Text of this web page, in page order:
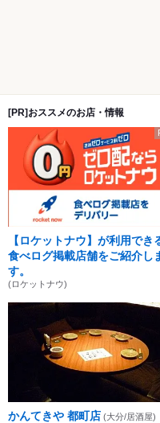
[PR]おススメのお店・情報
【ロケットナウ】が利用でき
食べログ掲載店舗をご紹介し
す。
(ロケットナウ)
かんてきや 都町店 (大分/居酒屋)